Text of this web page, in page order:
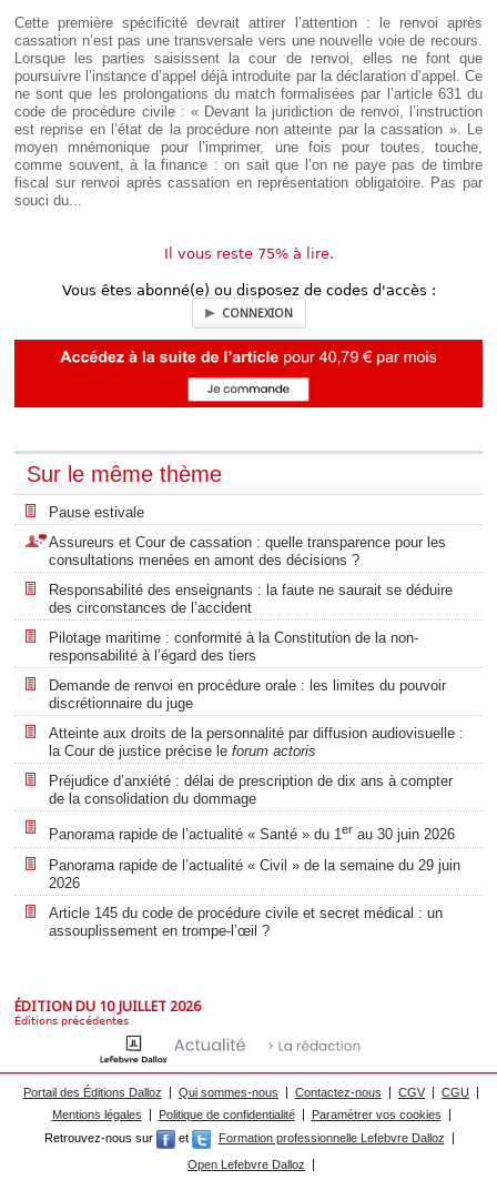
Cette première spécificité devrait attirer l’attention : le renvoi après
cassation n’est pas une transversale vers une nouvelle voie de recours.
Lorsque les parties saisissent la cour de renvoi, elles ne font que
poursuivre l’instance d’appel déjà introduite par la déclaration d’appel. Ce
ne sont que les prolongations du match formalisées par l’article 631 du
code de procédure civile : « Devant la juridiction de renvoi, l’instruction
est reprise en l’état de la procédure non atteinte par la cassation ». Le
moyen mnémonique pour l’imprimer, une fois pour toutes, touche,
comme souvent, à la finance : on sait que l’on ne paye pas de timbre
fiscal sur renvoi après cassation en représentation obligatoire. Pas par
souci du...
Il vous reste 75% à lire.
Vous êtes abonné(e) ou disposez de codes d'accès :
CONNEXION
Sur le même thème
Pause estivale
Assureurs et Cour de cassation : quelle transparence pour les
consultations menées en amont des décisions ?
Responsabilité des enseignants : la faute ne saurait se déduire
des circonstances de l’accident
Pilotage maritime : conformité à la Constitution de la non-
responsabilité à l’égard des tiers
Demande de renvoi en procédure orale : les limites du pouvoir
discrétionnaire du juge
Atteinte aux droits de la personnalité par diffusion audiovisuelle :
la Cour de justice précise le forum actoris
Préjudice d’anxiété : délai de prescription de dix ans à compter
de la consolidation du dommage
Panorama rapide de l’actualité « Santé » du 1er au 30 juin 2026
Panorama rapide de l’actualité « Civil » de la semaine du 29 juin
2026
Article 145 du code de procédure civile et secret médical : un
assouplissement en trompe-l’œil ?
ÉDITION DU 10 JUILLET 2026
Éditions précédentes
Portail des Éditions Dalloz Qui sommes-nous Contactez-nous CGV
CGU
Mentions légales
Politique de confidentialité
Paramétrer vos cookies
Retrouvez-nous sur
et
Formation professionnelle Lefebvre Dalloz
Open Lefebvre Dalloz